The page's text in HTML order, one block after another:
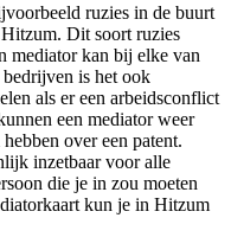
ruzies in de buurt
Dit soort ruzies
mediator kan bij elke van
is het ook
als er een arbeidsconflict
een mediator weer
over een patent.
inzetbaar voor alle
die je in zou moeten
kun je in Hitzum